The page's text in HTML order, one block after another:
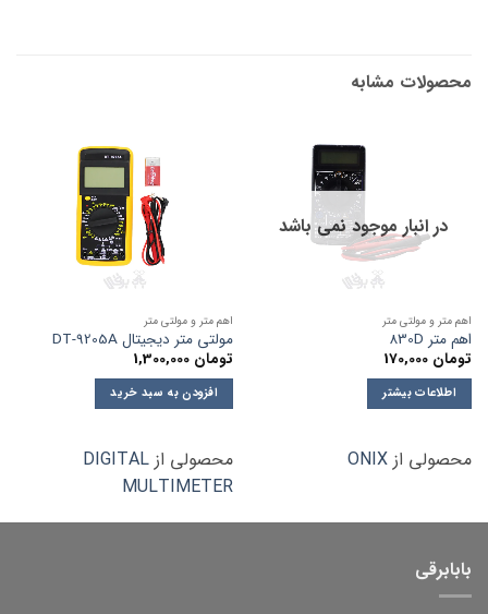
محصولات مشابه
در انبار موجود نمی باشد
اهم متر و مولتی متر
اهم متر 830D
تومان
اطلاعات بیشتر
محصولی از ONIX
اهم متر و مولتی متر
مولتی متر دیجیتال DT-9205A
تومان
افزودن به سبد خرید
محصولی از DIGITAL
MULTIMETER
بابابرقی